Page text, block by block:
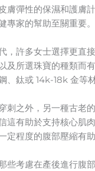
膚彈性的保濕和護膚
專家的幫助至關重要。
，許多女士選擇更直
及所選珠寶的種類而
、鈦或 14k-18k 金等
刺之外，另一種古老
這有助於支持核心肌
定程度的腹部壓縮有
些考慮在產後進行腹